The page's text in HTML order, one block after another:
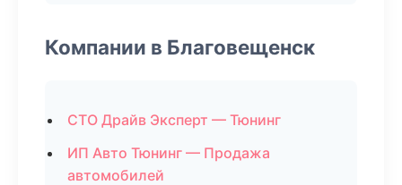
Компании в Благовещенск
СТО Драйв Эксперт — Тюнинг
ИП Авто Тюнинг — Продажа
автомобилей